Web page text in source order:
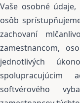
Vaše osobné
osôb
zachovaní
zamestnancom,
jednotlivých
spolupracujúcim
softvérového